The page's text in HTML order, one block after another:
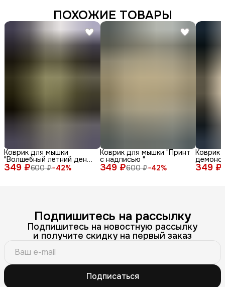
ПОХОЖИЕ ТОВАРЫ
349 ₽600 ₽−42%
Коврик для мышки
"Волшебный летний день
с енотом среди ромашек
и бабочек"
349 ₽600 ₽−42%
Коврик для мышки "Принт
с надписью "
349 ₽
Коврик
лица и
Подпишитесь на рассылку
Подпишитесь на новостную рассылку
и получите скидку на первый заказ
Подписаться